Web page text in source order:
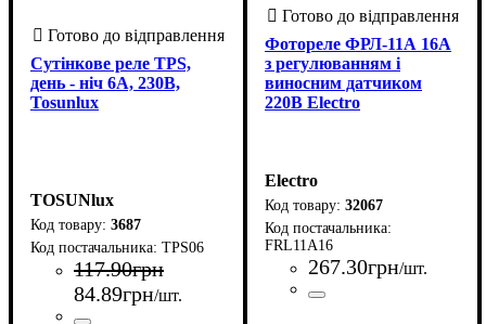
Сутінкове реле TPS,
день - ніч 6A, 230B,
Tosunlux
TOSUNlux
3687
TPS06
117.90грн
84.89грн/шт.
Фотореле ФРЛ-11А 16А
з регулюванням і
виносним датчиком
220В Electro
Electro
32067
FRL11A16
267.30грн/шт.